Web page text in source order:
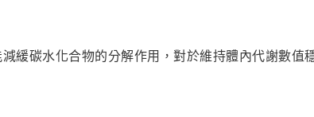
緩碳水化合物的分解作用，對於維持體內代謝數值